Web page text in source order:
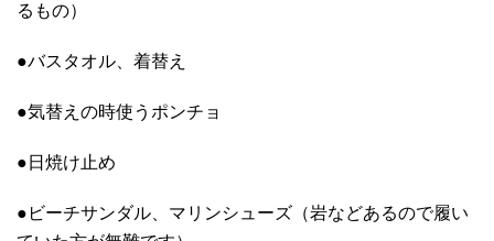
るもの）
●バスタオル、着替え
●気替えの時使うポンチョ
●日焼け止め
●ビーチサンダル、マリンシューズ（岩などあるので履い